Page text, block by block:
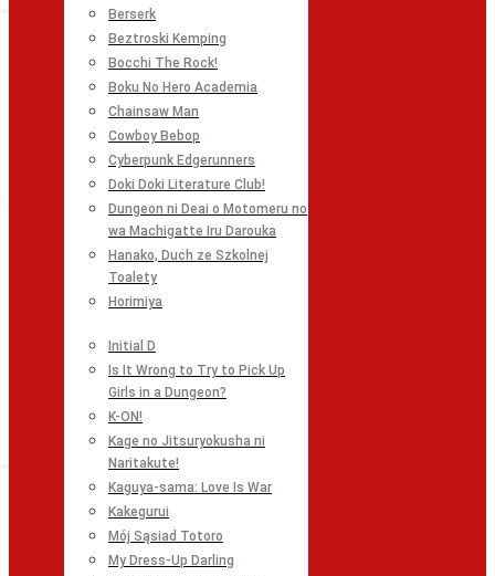
Berserk
Beztroski Kemping
Bocchi The Rock!
Boku No Hero Academia
Chainsaw Man
Cowboy Bebop
Cyberpunk Edgerunners
Doki Doki Literature Club!
Dungeon ni Deai o Motomeru no
wa Machigatte Iru Darouka
Hanako, Duch ze Szkolnej
Toalety
Horimiya
Initial D
Is It Wrong to Try to Pick Up
Girls in a Dungeon?
K-ON!
Kage no Jitsuryokusha ni
Naritakute!
Kaguya-sama: Love Is War
Kakegurui
Mój Sąsiad Totoro
My Dress-Up Darling